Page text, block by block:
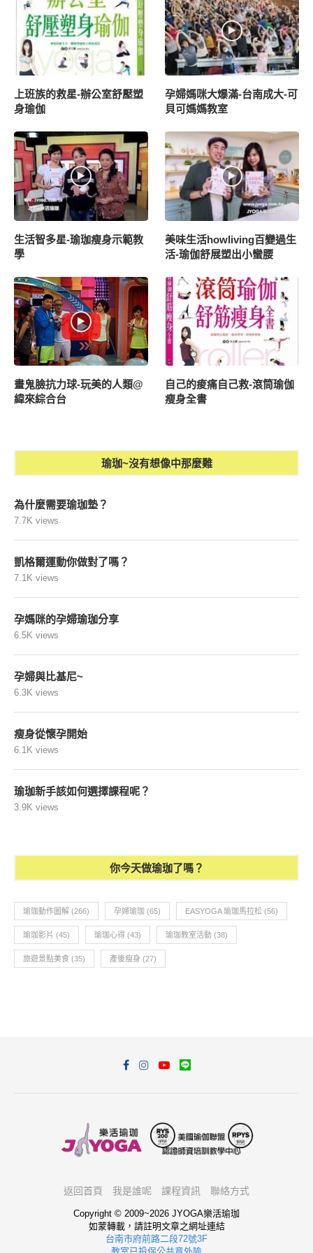
上班族的救星-辦公室舒壓塑
身瑜伽
孕婦媽咪大爆滿-台南成大-可
貝可媽媽教室
生活智多星-瑜珈瘦身示範教
學
美味生活howliving百變過生
活-瑜伽舒展塑出小蠻腰
畫鬼臉抗力球-玩美的人類@
緯來綜合台
自己的痠痛自己救-滾筒瑜伽
瘦身全書
瑜珈~沒有想像中那麼難
為什麼需要瑜珈墊？
7.7K views
凱格爾運動你做對了嗎？
7.1K views
孕媽咪的孕婦瑜珈分享
6.5K views
孕婦與比基尼~
6.3K views
瘦身從懷孕開始
6.1K views
瑜珈新手該如何選擇課程呢？
3.9K views
你今天做瑜珈了嗎？
瑜珈動作圖解 (266) 孕婦瑜珈 (65) EASYOGA 瑜珈馬拉松 (56)
瑜珈影片 (45) 瑜珈心得 (43) 瑜珈教室活動 (38)
旅遊景點美食 (35) 產後瘦身 (27)
返回首頁 我是誰呢 課程資訊 聯絡方式
Copyright © 2009~2026 JYOGA樂活瑜珈
如蒙轉載，請註明文章之網址連結
台南市府前路二段72號3F
教室已投保公共意外險